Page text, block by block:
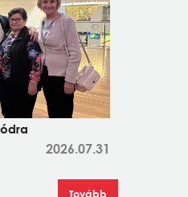
2026.07.31
Tovább